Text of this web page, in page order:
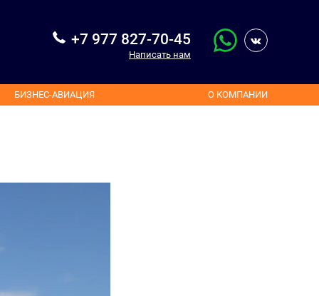
+7 977 827-70-45
Написать нам
БИЗНЕС-АВИАЦИЯ О КОМПАНИИ